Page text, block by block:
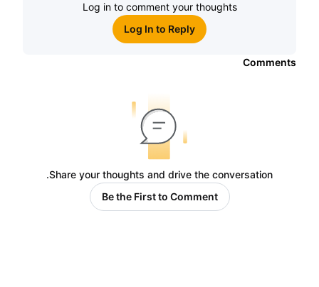
Log in to comment your thoughts
Log In to Reply
Comments
Share your thoughts and drive the conversation.
Be the First to Comment